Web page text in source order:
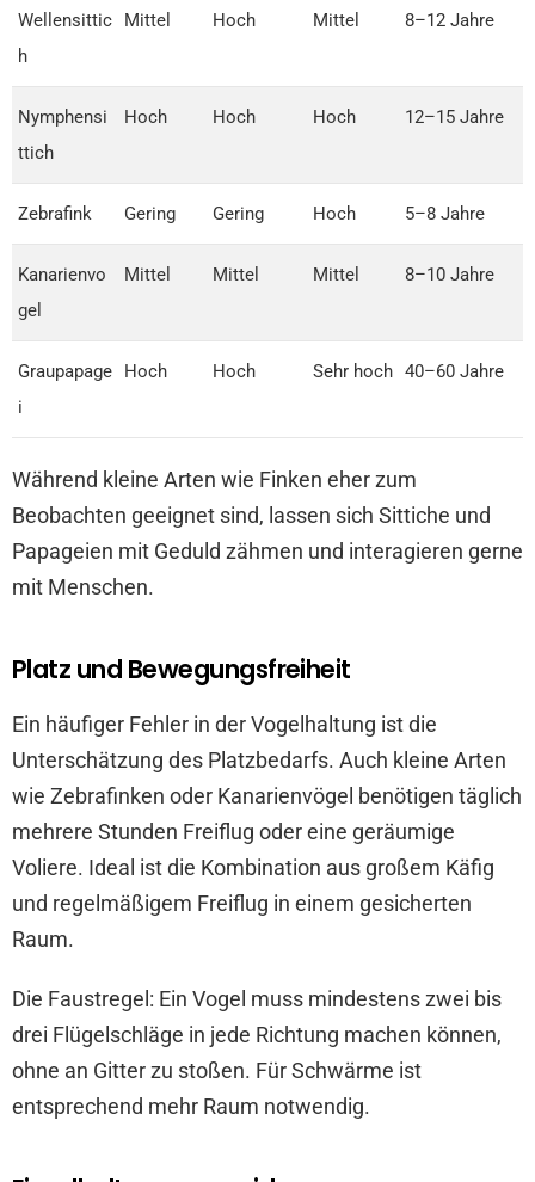
Wellensittic
h
Mittel Hoch Mittel 8–12 Jahre
Nymphensi
ttich
Hoch Hoch Hoch 12–15 Jahre
Zebrafink Gering Gering Hoch 5–8 Jahre
Kanarienvo
gel
Mittel Mittel Mittel 8–10 Jahre
Graupapage
i
Hoch Hoch Sehr hoch 40–60 Jahre
Während kleine Arten wie Finken eher zum
Beobachten geeignet sind, lassen sich Sittiche und
Papageien mit Geduld zähmen und interagieren gerne
mit Menschen.
Platz und Bewegungsfreiheit
Ein häufiger Fehler in der Vogelhaltung ist die
Unterschätzung des Platzbedarfs. Auch kleine Arten
wie Zebrafinken oder Kanarienvögel benötigen täglich
mehrere Stunden Freiflug oder eine geräumige
Voliere. Ideal ist die Kombination aus großem Käfig
und regelmäßigem Freiflug in einem gesicherten
Raum.
Die Faustregel: Ein Vogel muss mindestens zwei bis
drei Flügelschläge in jede Richtung machen können,
ohne an Gitter zu stoßen. Für Schwärme ist
entsprechend mehr Raum notwendig.